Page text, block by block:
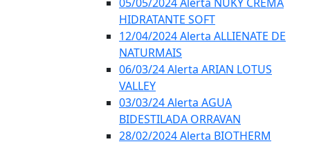
HIDRATANTE SOFT
12/04/2024 Alerta ALLIENATE DE
NATURMAIS
06/03/24 Alerta ARIAN LOTUS
VALLEY
03/03/24 Alerta AGUA
BIDESTILADA ORRAVAN
28/02/2024 Alerta BIOTHERM